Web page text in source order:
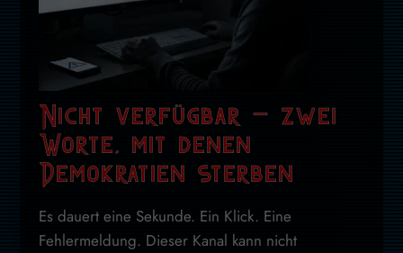
Nicht verfügbar – zwei
Worte, mit denen
Demokratien sterben
Es dauert eine Sekunde. Ein Klick. Eine
Fehlermeldung. Dieser Kanal kann nicht